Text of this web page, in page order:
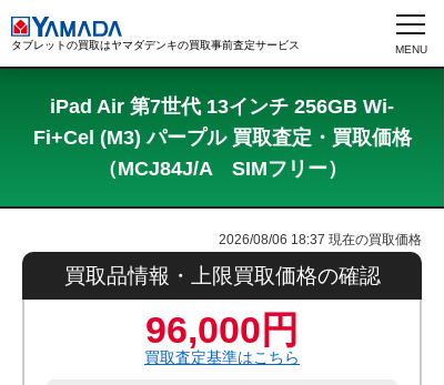
タブレットの買取はヤマダデンキの買取事前査定サービス
iPad Air 第7世代 13インチ 256GB Wi-
Fi+Cel (M3) パープル 買取査定・買取価格
（MCJ84J/A SIMフリー）
2026/08/06 18:37 現在の買取価格
買取品情報・上限買取価格の確認
96,000円
買取査定基準はこちら